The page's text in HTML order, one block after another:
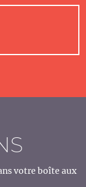
votre boîte aux